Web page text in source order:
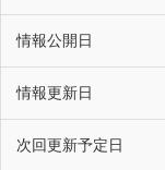
情報公開日
情報更新日
次回更新予定日